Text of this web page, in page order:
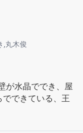
,丸木俊
が水晶ででき、屋
できている、王